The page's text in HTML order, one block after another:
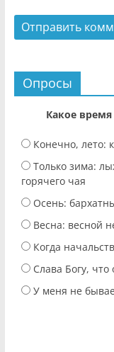
Опросы
Какое
Конечно, лето:
Только зима:
горячего чая
Осень:
Весна: весной
Когда
Слава Богу,
У меня не